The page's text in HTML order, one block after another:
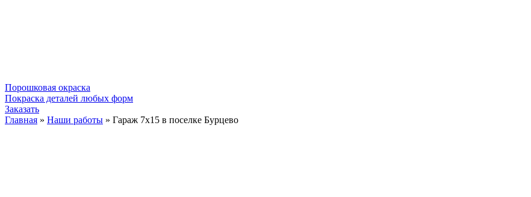
Порошковая окраска
Покраска деталей любых форм
Заказать
Главная » Наши работы » Гараж 7х15 в поселке Бурцево